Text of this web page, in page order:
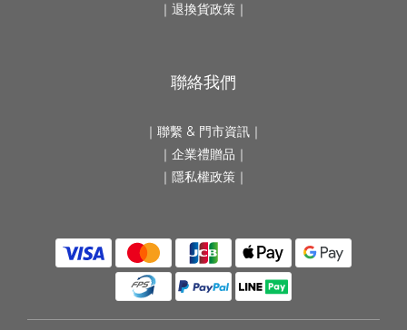
｜ 退換貨政策 ｜
聯絡我們
｜ 聯繫 & 門市資訊 ｜
｜ 企業禮贈品 ｜
｜隱私權政策｜